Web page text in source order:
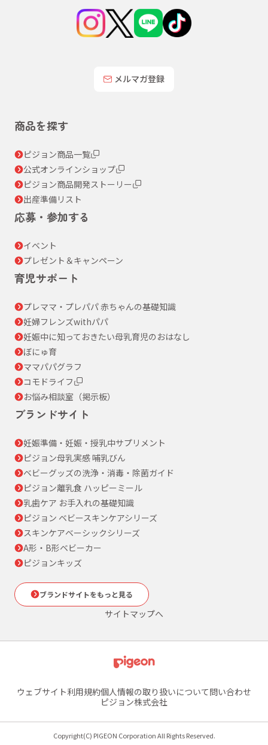
メルマガ登録
商品を探す
ピジョン商品一覧
公式オンラインショップ
ピジョン商品開発ストーリー
出産準備リスト
応募・参加する
イベント
プレゼント＆キャンペーン
育児サポート
プレママ・プレパパ 赤ちゃんの基礎知識
妊婦フレンズwithパパ
妊娠中に知っておきたい母乳育児のおはなし
ぼにゅ育
ママパパグラフ
コモドライフ
お悩み相談室（掲示板）
ブランドサイト
妊娠準備・妊娠・授乳中サプリメント
ピジョン母乳実感 哺乳びん
ベビーグッズの洗浄・消毒・除菌ガイド
ピジョン離乳食 ハッピーミール
乳歯ケア お手入れの基礎知識
ピジョン ベビースキンケアシリーズ
スキンケアベーシックシリーズ
A形・B形ベビーカー
ピジョンキッズ
ブランドサイトをもっと見る
サイトマップへ
ウェブサイト利用規約個人情報の取り扱いについて問い合わせ
ピジョン株式会社
Copyright(C) PIGEON Corporation All Rights Reserved.